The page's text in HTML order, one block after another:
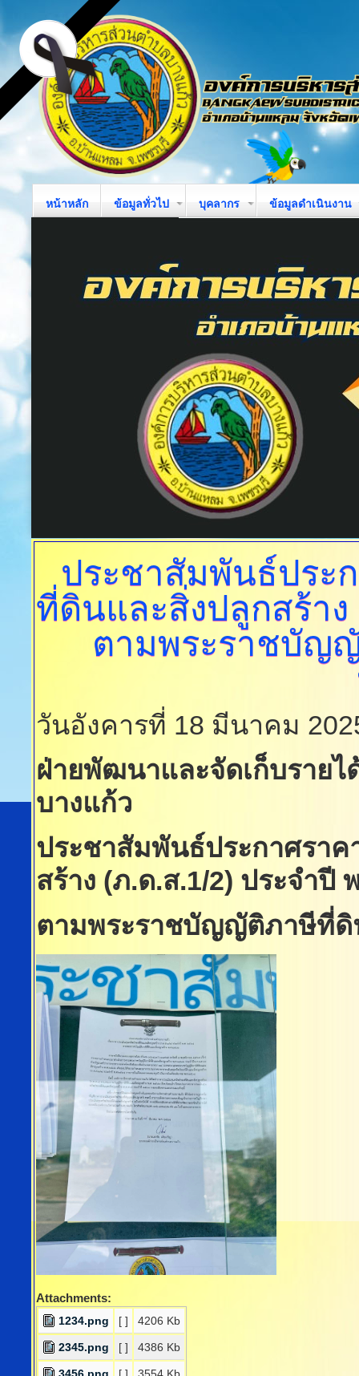
หน้าหลัก ข้อมูลทั่วไป บุคลากร ข้อมูลดำเนินงาน
ประชาสัมพันธ์ประ
ที่ดินและสิ่งปลูกสร้าง
ตามพระราชบัญ
วันอังคารที่ 18 มีนาคม
ฝ่ายพัฒนาและจัดเก็บรายไ
บางแก้ว
ประชาสัมพันธ์ประกาศรา
สร้าง (ภ.ด.ส.1/2) ประจำปี
ตามพระราชบัญญัติภาษีที่ดิ
Attachments:
1234.png [ ] 4206 Kb
2345.png [ ] 4386 Kb